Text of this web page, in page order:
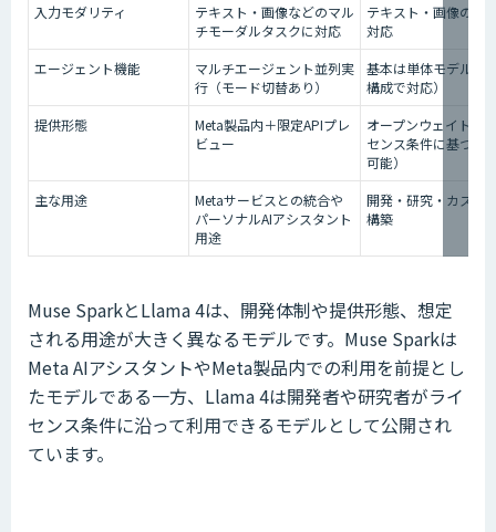
入力モダリティ
テキスト・画像などのマル
チモーダルタスクに対応
テキスト・画像の理
対応
エージェント機能
マルチエージェント並列実
行（モード切替あり）
基本は単体モデル（
構成で対応）
提供形態
Meta製品内＋限定APIプレ
ビュー
オープンウェイト（
センス条件に基づき
可能）
主な用途
Metaサービスとの統合や
パーソナルAIアシスタント
用途
開発・研究・カスタ
構築
Muse SparkとLlama 4は、開発体制や提供形態、想定
される用途が大きく異なるモデルです。Muse Sparkは
Meta AIアシスタントやMeta製品内での利用を前提とし
たモデルである一方、Llama 4は開発者や研究者がライ
センス条件に沿って利用できるモデルとして公開され
ています。